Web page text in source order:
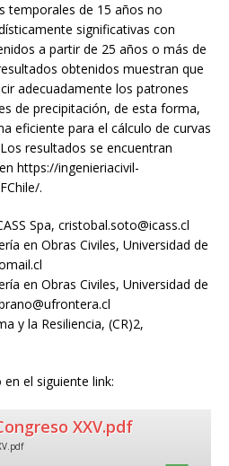
temporales de 15 años no
significativas con
a partir de 25 años o más de
obtenidos muestran que
adecuadamente los patrones
de precipitación, de esta forma,
eficiente para el cálculo de curvas
resultados se encuentran
https://ingenieriacivil-
.
Spa, cristobal.soto@icass.cl
en Obras Civiles, Universidad de
en Obras Civiles, Universidad de
y la Resiliencia, (CR)2,
el siguiente link:
XXV.pdf